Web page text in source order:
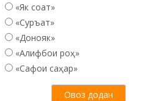
«Як соат»
«Суръат»
«Донояк»
«Алифбои роҳ»
«Сафои саҳар»